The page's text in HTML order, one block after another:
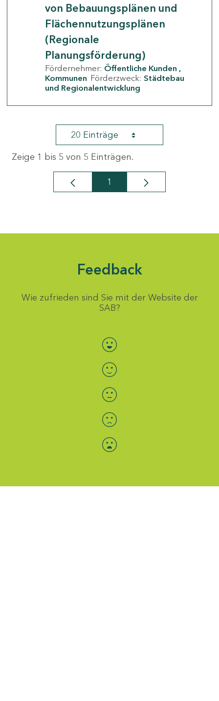
von Bebauungsplänen und
Flächennutzungsplänen
(Regionale
Planungsförderung)
Fördernehmer: Öffentliche Kunden
Kommunen Förderzweck: Städtebau
und Regionalentwicklung
20 Einträge
Zeige 1 bis 5 von 5 Einträgen.
Seite
1
Feedback
Wie zufrieden sind Sie mit der Website der
SAB?
Bewertung auswählen